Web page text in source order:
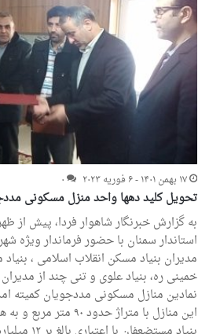
۱۷ بهمن ۱۴۰۱ - ۶ فوریه ۲۰۲۳
۰
تحویل کلید دهها واحد منزل مسکونی
استاندار سمنان با حضور فرماندار ویژه
مدیران بنیاد مسکن انقلاب اسلامی ،
خمینی ره، بنیاد علوی و تنی چند از
نمادین منازل مسکونی مددجویان کمیته
این منازل با متراژ